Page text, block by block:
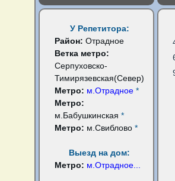
У Репетитора:
Район:Отрадное
Ветка метро:
Серпуховско-
Тимирязевская(Север)
Метро: м.Отрадное *
Метро:
м.Бабушкинская*
Метро: м.Свиблово*
Выезд на дом:
Метро: м.Отрадное